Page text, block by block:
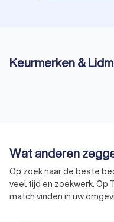
Keurmerken &
Wat anderen
Op zoek naar de beste
veel tijd en zoekwerk. Op
match vinden in uw